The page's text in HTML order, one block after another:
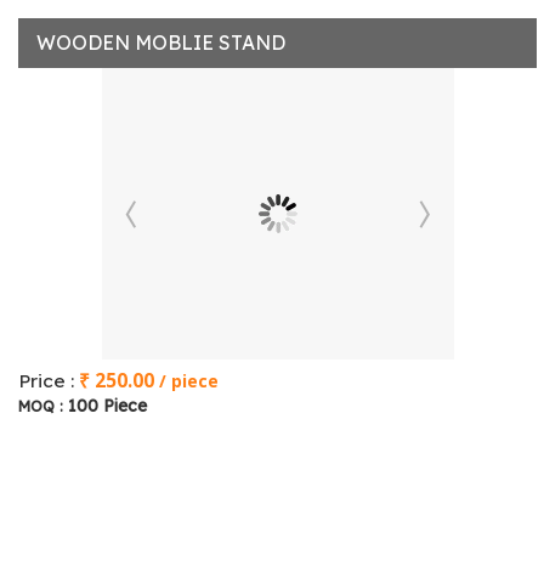
WOODEN MOBLIE STAND
Price : ₹ 250.00 / piece
MOQ : 100 Piece